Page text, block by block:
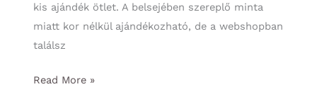
kis ajándék ötlet. A belsejében szereplő minta
miatt kor nélkül ajándékozható, de a webshopban
találsz
Szülinapi
Read More »